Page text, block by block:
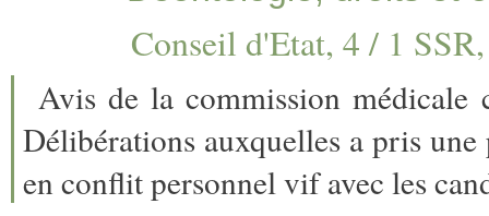
Conseil d'Etat, 4 / 1
Avis de la commission médicale
Délibérations auxquelles a pris
en conflit personnel vif avec les